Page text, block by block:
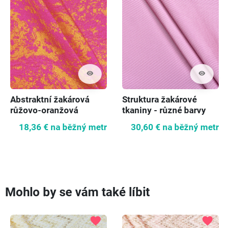
visibility
Abstraktní žakárová
růžovo-oranžová
18,36 € na běžný metr
visibility
Struktura žakárové
tkaniny - různé barvy
30,60 € na běžný metr
Mohlo by se vám také líbit
favorite favorite